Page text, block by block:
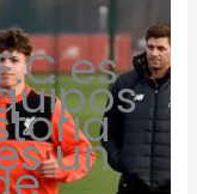
es
un